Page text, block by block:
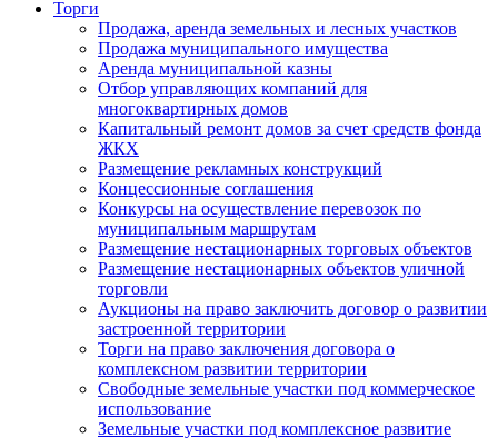
Торги
Продажа, аренда земельных и лесных участков
Продажа муниципального имущества
Аренда муниципальной казны
Отбор управляющих компаний для
многоквартирных домов
Капитальный ремонт домов за счет средств фонда
ЖКХ
Размещение рекламных конструкций
Концессионные соглашения
Конкурсы на осуществление перевозок по
муниципальным маршрутам
Размещение нестационарных торговых объектов
Размещение нестационарных объектов уличной
торговли
Аукционы на право заключить договор о развитии
застроенной территории
Торги на право заключения договора о
комплексном развитии территории
Свободные земельные участки под коммерческое
использование
Земельные участки под комплексное развитие